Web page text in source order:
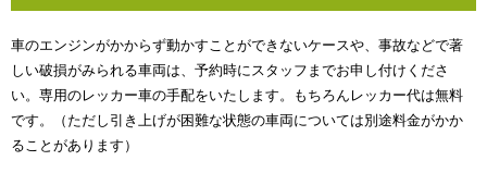
車のエンジンがかからず動かすことができないケースや、事故などで著
しい破損がみられる車両は、予約時にスタッフまでお申し付けくださ
い。専用のレッカー車の手配をいたします。もちろんレッカー代は無料
です。（ただし引き上げが困難な状態の車両については別途料金がかか
ることがあります）